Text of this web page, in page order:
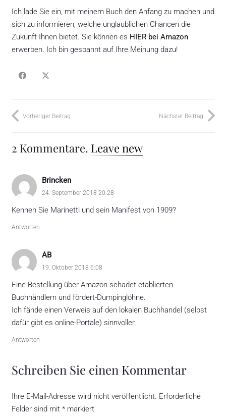
Ich lade Sie ein, mit meinem Buch den Anfang zu machen und
sich zu informieren, welche unglaublichen Chancen die
Zukunft Ihnen bietet. Sie können es HIER bei Amazon
erwerben. Ich bin gespannt auf Ihre Meinung dazu!
Vorheriger Beitrag Nächster Beitrag
2 Kommentare. Leave new
Brincken
24. September 2018 20:28
Kennen Sie Marinetti und sein Manifest von 1909?
Antworten
AB
19. Oktober 2018 6:08
Eine Bestellung über Amazon schadet etablierten
Buchhändlern und fördert-Dumpinglöhne.
Ich fände einen Verweis auf den lokalen Buchhandel (selbst
dafür gibt es online-Portale) sinnvoller.
Antworten
Schreiben Sie einen Kommentar
Ihre E-Mail-Adresse wird nicht veröffentlicht. Erforderliche
Felder sind mit *markiert